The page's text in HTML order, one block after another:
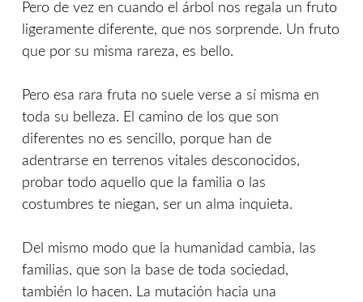
Pero de vez en cuando el árbol nos regala un fruto
ligeramente diferente, que nos sorprende. Un fruto
que por su misma rareza, es bello.
Pero esa rara fruta no suele verse a sí misma en
toda su belleza. El camino de los que son
diferentes no es sencillo, porque han de
adentrarse en terrenos vitales desconocidos,
probar todo aquello que la familia o las
costumbres te niegan, ser un alma inquieta.
Del mismo modo que la humanidad cambia, las
familias, que son la base de toda sociedad,
también lo hacen. La mutación hacia una